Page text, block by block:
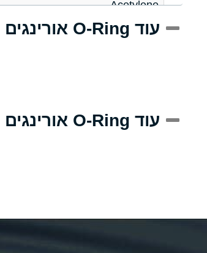
Acetylene
Acrlylonitrile
Aluminum Acetate (Aqueous)
עוד O-Ring אורינגים מאותו הגודל
עוד O-Ring אורינגים מאותו החומר